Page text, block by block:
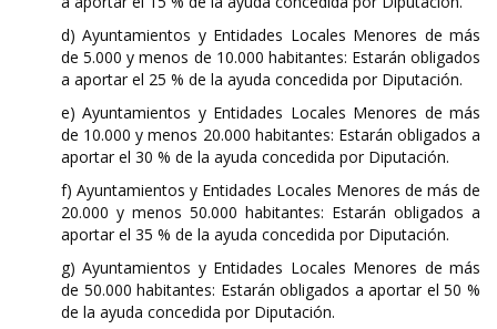
d) Ayuntamientos y Entidades Locales Menores de más
de 5.000 y menos de 10.000 habitantes: Estarán obligados
a aportar el 25 % de la ayuda concedida por Diputación.
e) Ayuntamientos y Entidades Locales Menores de más
de 10.000 y menos 20.000 habitantes: Estarán obligados a
aportar el 30 % de la ayuda concedida por Diputación.
f) Ayuntamientos y Entidades Locales Menores de más de
20.000 y menos 50.000 habitantes: Estarán obligados a
aportar el 35 % de la ayuda concedida por Diputación.
g) Ayuntamientos y Entidades Locales Menores de más
de 50.000 habitantes: Estarán obligados a aportar el 50 %
de la ayuda concedida por Diputación.